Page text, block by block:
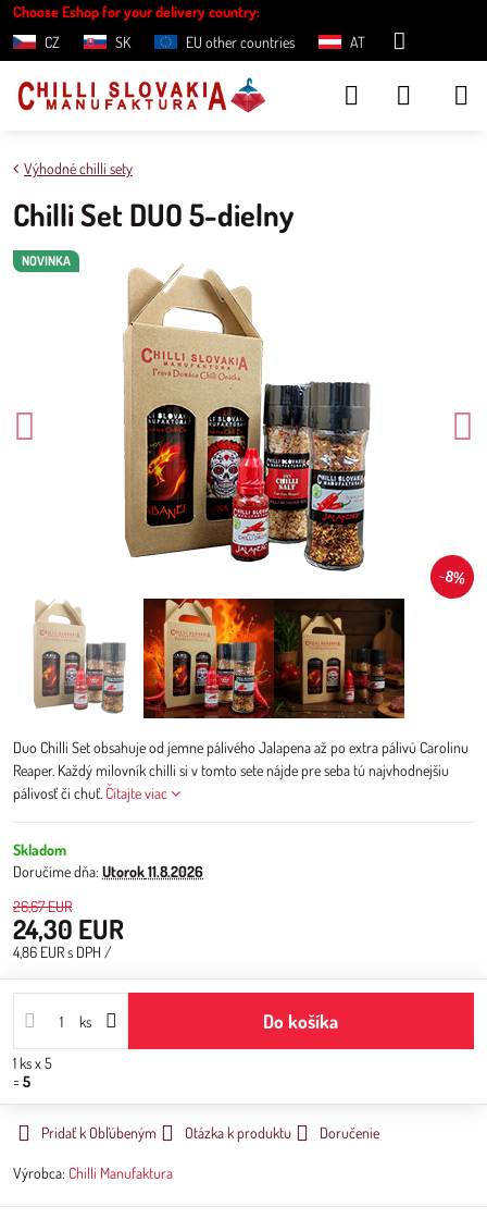
Choose Eshop for your delivery country:
CZ
SK EU other countries AT
NOVINKA
8%
Výhodné chilli sety
Chilli Set DUO 5-dielny
Duo Chilli Set obsahuje od jemne pálivého Jalapena až po extra pálivú Carolinu
Reaper. Každý milovník chilli si v tomto sete nájde pre seba tú najvhodnejšiu
pálivosť či chuť. Čítajte viac
Skladom
Doručíme dňa: Utorok11.8.2026
26,67 EUR
24,30 EUR
4,86 EURs DPH /
ks Do košíka
1ksx 5
= 5
Pridať k Obľúbeným Otázka k produktu Doručenie
Výrobca: Chilli Manufaktura